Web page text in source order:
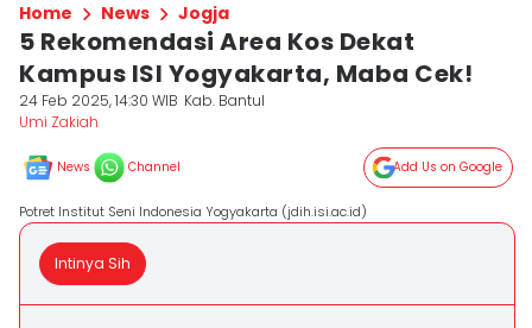
Home News Jogja
5 Rekomendasi Area Kos Dekat
Kampus ISI Yogyakarta, Maba Cek!
24 Feb 2025, 14:30 WIB Kab. Bantul
Umi Zakiah
News Channel Add Us on Google
Potret Institut Seni Indonesia Yogyakarta (jdih.isi.ac.id)
Intinya Sih